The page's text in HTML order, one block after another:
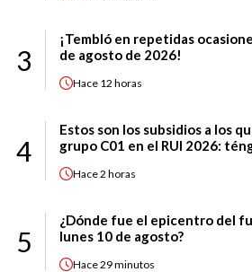
3
¡Tembló en repetidas
de agosto de 2026!
Hace 12 horas
4
Estos son los subsidios a los
grupo C01 en el RUI 2026:
Hace2 horas
5
¿Dónde fue el epicentro del
lunes 10 de agosto?
Hace29 minutos